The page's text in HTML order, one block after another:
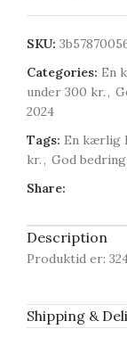
SKU:
Categories: En
under 300 kr.,
2024
Tags: En kærlig
kr., God bedring
Share:
Description
Produktid er:
Shipping &